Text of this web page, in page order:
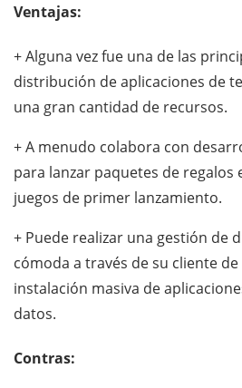
Ventajas:
+ Alguna vez fue una de las
distribución de aplicaciones de
una gran cantidad de recursos.
+ A menudo colabora con
para lanzar paquetes de regalos
juegos de primer lanzamiento.
+ Puede realizar una gestión de
cómoda a través de su cliente de
instalación masiva de
datos.
Contras: